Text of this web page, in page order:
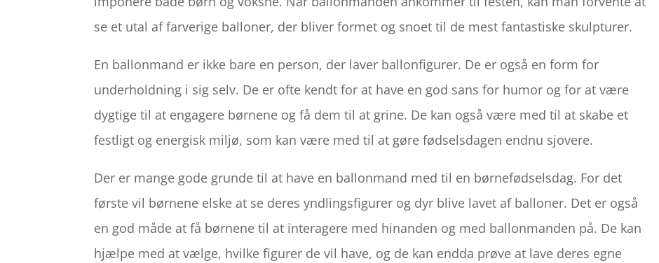
se et utal af farverige balloner, der bliver formet og snoet til de mest fantastiske skulpturer.
En ballonmand er ikke bare en person, der laver ballonfigurer. De er også en form for
underholdning i sig selv. De er ofte kendt for at have en god sans for humor og for at være
dygtige til at engagere børnene og få dem til at grine. De kan også være med til at skabe et
festligt og energisk miljø, som kan være med til at gøre fødselsdagen endnu sjovere.
Der er mange gode grunde til at have en ballonmand med til en børnefødselsdag. For det
første vil børnene elske at se deres yndlingsfigurer og dyr blive lavet af balloner. Det er også
en god måde at få børnene til at interagere med hinanden og med ballonmanden på. De kan
hjælpe med at vælge, hvilke figurer de vil have, og de kan endda prøve at lave deres egne